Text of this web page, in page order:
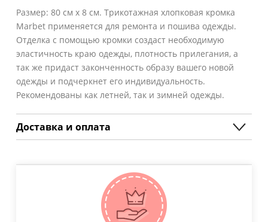
Размер: 80 см х 8 см. Трикотажная хлопковая кромка
Marbet применяется для ремонта и пошива одежды.
Отделка с помощью кромки создаст необходимую
эластичность краю одежды, плотность прилегания, а
так же придаст законченность образу вашего новой
одежды и подчеркнет его индивидуальность.
Рекомендованы как летней, так и зимней одежды.
Доставка и оплата